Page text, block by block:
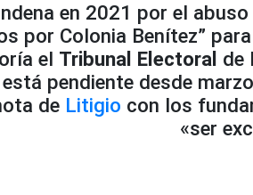
en 2021 por el
por Colonia Benítez”
el Tribunal Electoral de
pendiente desde
de Litigio con los
«ser